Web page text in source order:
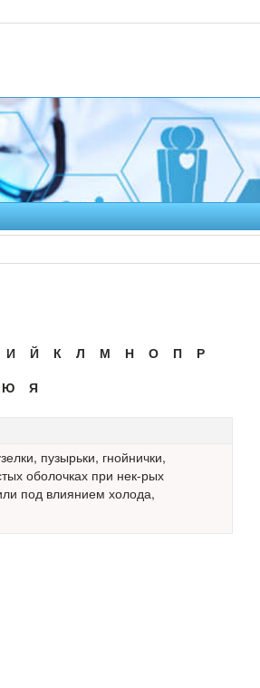
И Й К Л М Н О П
Р
Ю Я
пузырьки, гнойнички,
оболочках при нек-рых
под влиянием холода,